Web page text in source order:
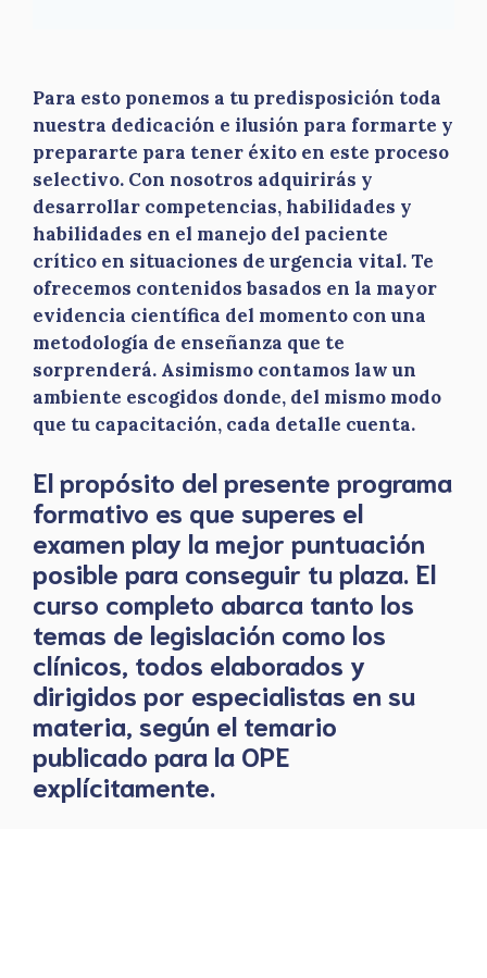
Para esto ponemos a tu predisposición toda
nuestra dedicación e ilusión para formarte y
prepararte para tener éxito en este proceso
selectivo. Con nosotros adquirirás y
desarrollar competencias, habilidades y
habilidades en el manejo del paciente
crítico en situaciones de urgencia vital. Te
ofrecemos contenidos basados en la mayor
evidencia científica del momento con una
metodología de enseñanza que te
sorprenderá. Asimismo contamos law un
ambiente escogidos donde, del mismo modo
que tu capacitación, cada detalle cuenta.
El propósito del presente programa
formativo es que superes el
examen play la mejor puntuación
posible para conseguir tu plaza. El
curso completo abarca tanto los
temas de legislación como los
clínicos, todos elaborados y
dirigidos por especialistas en su
materia, según el temario
publicado para la OPE
explícitamente.